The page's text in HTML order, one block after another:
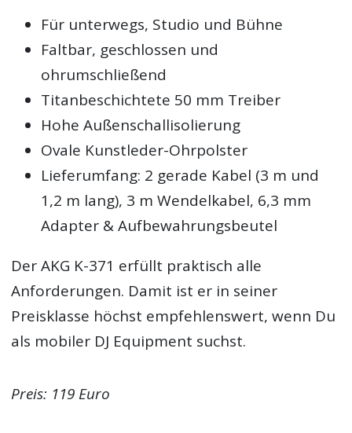
Für unterwegs, Studio und Bühne
Faltbar, geschlossen und
ohrumschließend
Titanbeschichtete 50 mm Treiber
Hohe Außenschallisolierung
Ovale Kunstleder-Ohrpolster
Lieferumfang: 2 gerade Kabel (3 m und
1,2 m lang), 3 m Wendelkabel, 6,3 mm
Adapter & Aufbewahrungsbeutel
Der AKG K-371 erfüllt praktisch alle
Anforderungen. Damit ist er in seiner
Preisklasse höchst empfehlenswert, wenn Du
als mobiler DJ Equipment suchst.
Preis: 119 Euro